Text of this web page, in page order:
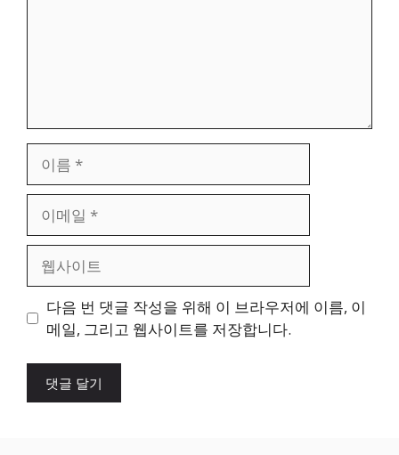
일
트
다음 번 댓글 작성을 위해 이 브라우저에 이름, 이
메일, 그리고 웹사이트를 저장합니다.